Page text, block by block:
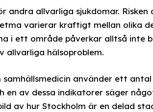
andra allvarliga sjukdomar.
varierar kraftigt mellan olika
i ett område påverkar alltså inte
allvarliga hälsoproblem.
samhällsmedicin använder ett
en av dessa indikatorer säger
av hur Stockholm är en delad